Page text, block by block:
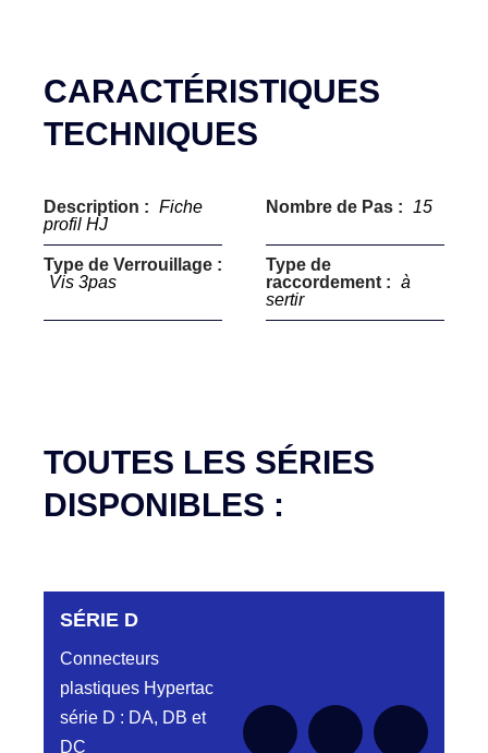
CARACTÉRISTIQUES
TECHNIQUES
Description : Fiche
profil HJ
Nombre de Pas : 15
Type de Verrouillage :
Vis 3pas
Type de
raccordement : à
sertir
TOUTES LES SÉRIES
DISPONIBLES :
SÉRIE D
Connecteurs
plastiques Hypertac
série D : DA, DB et
DC